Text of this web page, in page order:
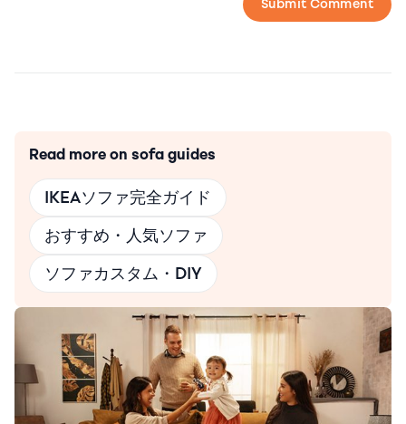
Read more on sofa guides
IKEAソファ完全ガイド
おすすめ・人気ソファ
ソファカスタム・DIY